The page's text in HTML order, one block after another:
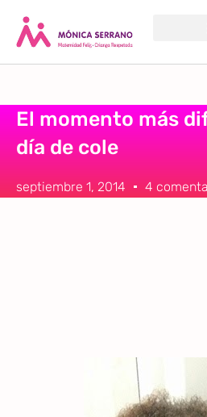
El momento más
día de cole
septiembre 1, 2014 4